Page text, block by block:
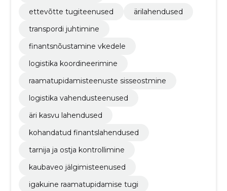
ettevõtte tugiteenused
ärilahendused
transpordi juhtimine
finantsnõustamine vkedele
logistika koordineerimine
raamatupidamisteenuste sisseostmine
logistika vahendusteenused
äri kasvu lahendused
kohandatud finantslahendused
tarnija ja ostja kontrollimine
kaubaveo jälgimisteenused
igakuine raamatupidamise tugi